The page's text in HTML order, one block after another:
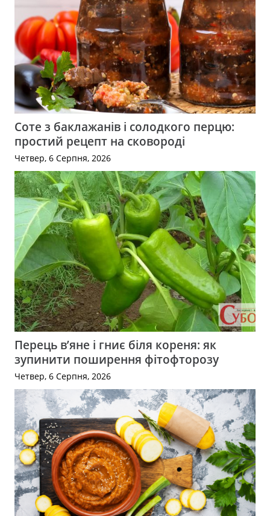
Соте з баклажанів і солодкого перцю:
простий рецепт на сковороді
Четвер, 6 Серпня, 2026
Перець в’яне і гниє біля кореня: як
зупинити поширення фітофторозу
Четвер, 6 Серпня, 2026